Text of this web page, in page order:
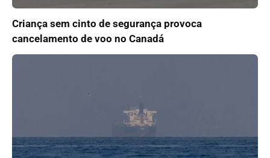
Criança sem cinto de segurança provoca
cancelamento de voo no Canadá